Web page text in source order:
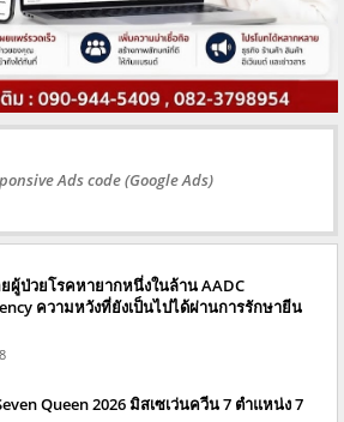
Ads code (Google Ads)
ผู้ป่วยโรคหายากหนึ่งในล้าน AADC
ความหวังที่ยังเป็นไปได้ผ่านการรักษายีน
Queen 2026 มิสเซเว่นควีน 7 ตำแหน่ง 7